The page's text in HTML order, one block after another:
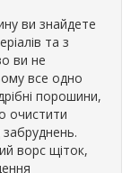
ви знайдете
та з
ви не
все одно
порошини,
очистити
ворс щіток,